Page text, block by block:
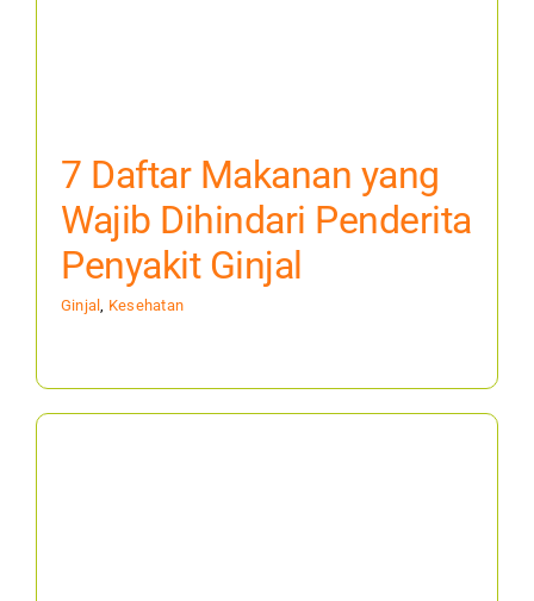
7 Daftar Makanan yang
Wajib Dihindari Penderita
Penyakit Ginjal
Ginjal Kesehatan